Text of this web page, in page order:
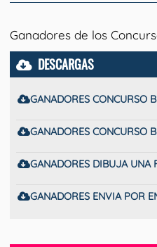
Ganadores de los
DESCARGAS
GANADORES CONCURSO
GANADORES CONCURSO
GANADORES DIBUJA UNA
GANADORES ENVIA POR